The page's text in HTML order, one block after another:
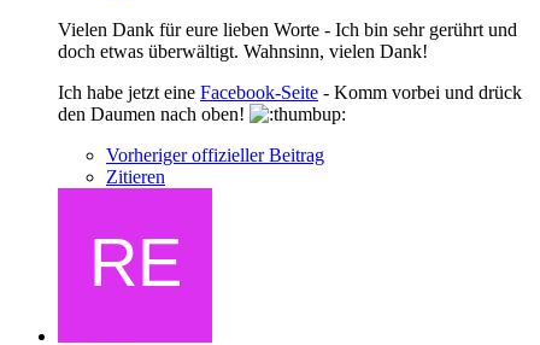
Vielen Dank für eure lieben Worte - Ich bin sehr gerührt und
doch etwas überwältigt. Wahnsinn, vielen Dank!
Ich habe jetzt eine Facebook-Seite - Komm vorbei und drück
den Daumen nach oben!
Vorheriger offizieller Beitrag
Zitieren